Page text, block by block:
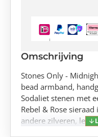
Omschrijving
Stones Only -
bead armband,
Sodaliet stenen met
Rebel & Rose
andere zilveren,